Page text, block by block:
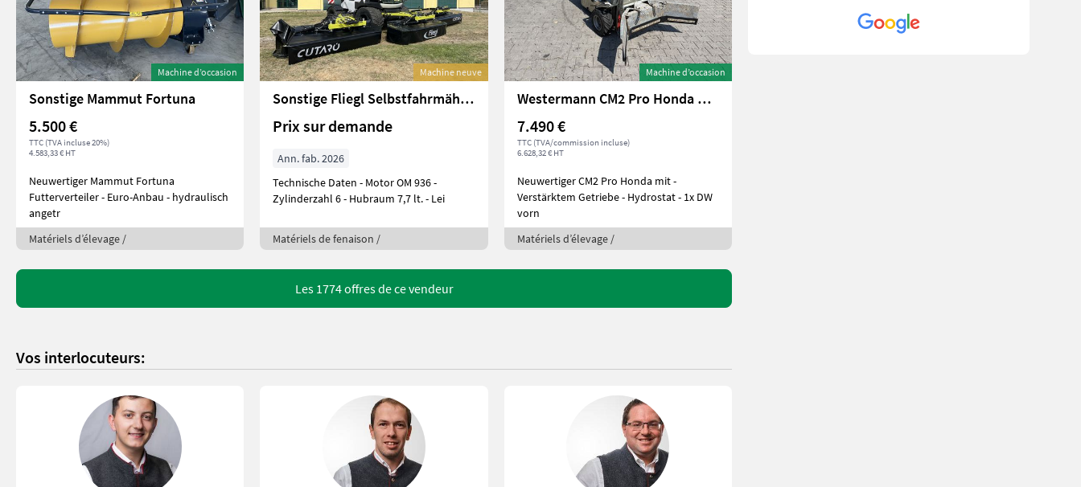
Machine d’occasion
Sonstige Mammut Fortuna
5.500 €
TTC (TVA incluse 20%)
4.583,33 € HT
Neuwertiger Mammut Fortuna
Futterverteiler - Euro-Anbau - hydraulisch
angetr
Matériels d’élevage /
Machine neuve
Sonstige Fliegl Selbstfahrmäher Cutaro 1050
Prix sur demande
Ann. fab. 2026
Technische Daten - Motor OM 936 -
Zylinderzahl 6 - Hubraum 7,7 lt. - Lei
Matériels de fenaison /
Machine d’occasion
Westermann CM2 Pro Honda GXV 390 E-Start
7.490 €
TTC (TVA/commission incluse)
6.628,32 € HT
Neuwertiger CM2 Pro Honda mit -
Verstärktem Getriebe - Hydrostat - 1x DW
vorn
Matériels d’élevage /
Les 1774 offres de ce vendeur
Vos interlocuteurs:
,am 17-12-2024
724 Fendt Generation sieben gekauft. Absolut